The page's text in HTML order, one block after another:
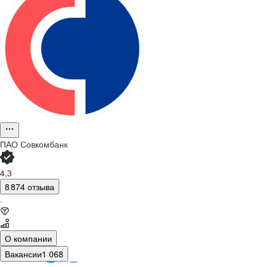
ПАО Совкомбанк
4,3
8 874 отзыва
·
О компании
Вакансии1 068